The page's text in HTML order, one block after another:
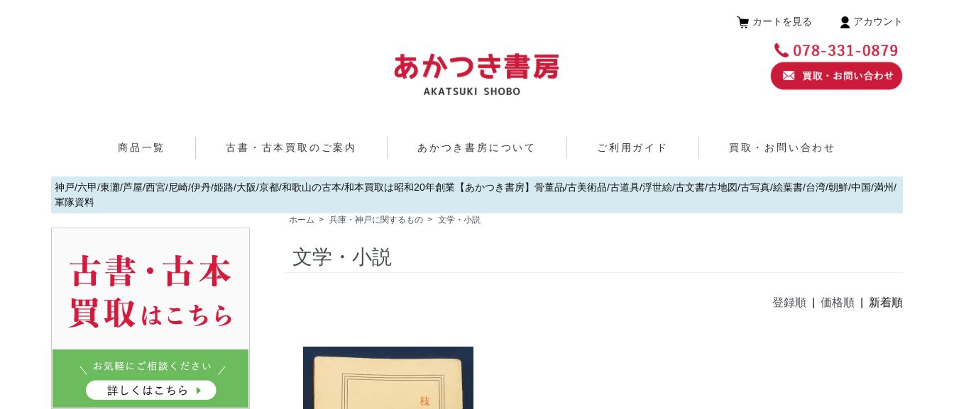
アカウント
カートを見る
商品一覧 古書・古本買取のご案内 あかつき書房について ご利用ガイド 買取・お問い合わせ
神戸/六甲/東灘/芦屋/西宮/尼崎/伊丹/姫路/大阪/京都/和歌山の古本/和本買取は昭和20年創業【あかつき書房】骨董品/古美術品/古道具/浮世絵/古文書/古地図/古写真/絵葉書/台湾/朝鮮/中国/満州/
軍隊資料
ホーム > 兵庫・神戸に関するもの > 文学・小説
文学・小説
登録順 価格順 | 新着順